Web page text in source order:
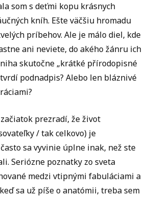
som s deťmi kopu krásnych
kníh. Ešte väčšiu hromadu
príbehov. Ale je málo diel, kde
ani neviete, do akého žánru ich
skutočne „krátké přírodopisné
podnadpis? Alebo len bláznivé
prezradí, že život
/ tak celkovo) je
sa vyvinie úplne inak, než ste
Seriózne poznatky zo sveta
medzi vtipnými fabuláciami a
sa už píše o anatómii, treba sem